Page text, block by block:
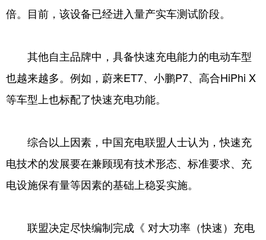
Deutsch Português
倍。目前，该设备已经进入量产实车测试阶段。
其他自主品牌中，具备快速充电能力的电动车型
也越来越多。例如，蔚来ET7、小鹏P7、高合HiPhi X
等车型上也标配了快速充电功能。
综合以上因素，中国充电联盟人士认为，快速充
电技术的发展要在兼顾现有技术形态、标准要求、充
电设施保有量等因素的基础上稳妥实施。
联盟决定尽快编制完成《 对大功率（快速）充电